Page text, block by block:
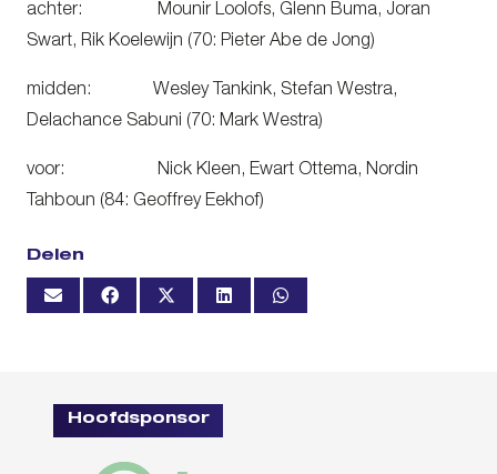
achter: Mounir Loolofs, Glenn Buma, Joran
Swart, Rik Koelewijn (70: Pieter Abe de Jong)
midden: Wesley Tankink, Stefan Westra,
Delachance Sabuni (70: Mark Westra)
voor: Nick Kleen, Ewart Ottema, Nordin
Tahboun (84: Geoffrey Eekhof)
Delen
Hoofdsponsor